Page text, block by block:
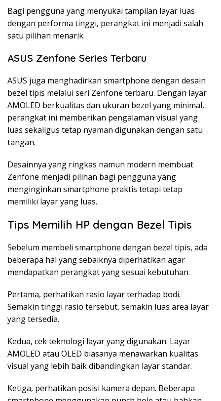
Bagi pengguna yang menyukai tampilan layar luas
dengan performa tinggi, perangkat ini menjadi salah
satu pilihan menarik.
ASUS Zenfone Series Terbaru
ASUS juga menghadirkan smartphone dengan desain
bezel tipis melalui seri Zenfone terbaru. Dengan layar
AMOLED berkualitas dan ukuran bezel yang minimal,
perangkat ini memberikan pengalaman visual yang
luas sekaligus tetap nyaman digunakan dengan satu
tangan.
Desainnya yang ringkas namun modern membuat
Zenfone menjadi pilihan bagi pengguna yang
menginginkan smartphone praktis tetapi tetap
memiliki layar yang luas.
Tips Memilih HP dengan Bezel Tipis
Sebelum membeli smartphone dengan bezel tipis, ada
beberapa hal yang sebaiknya diperhatikan agar
mendapatkan perangkat yang sesuai kebutuhan.
Pertama, perhatikan rasio layar terhadap bodi.
Semakin tinggi rasio tersebut, semakin luas area layar
yang tersedia.
Kedua, cek teknologi layar yang digunakan. Layar
AMOLED atau OLED biasanya menawarkan kualitas
visual yang lebih baik dibandingkan layar standar.
Ketiga, perhatikan posisi kamera depan. Beberapa